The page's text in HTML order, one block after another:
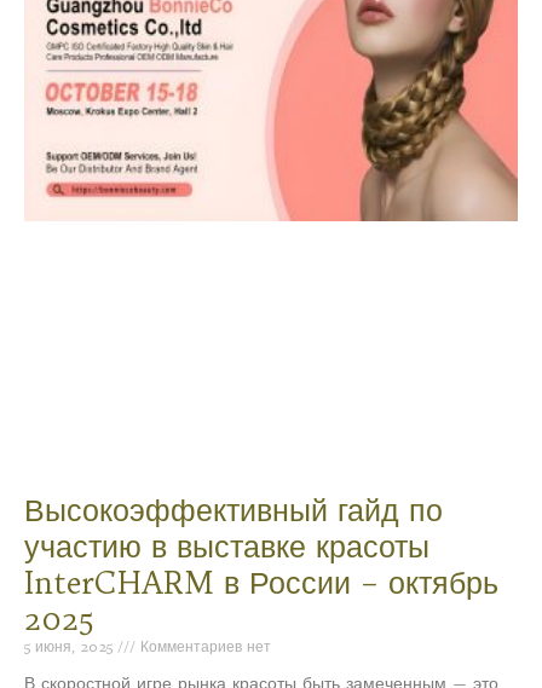
Высокоэффективный гайд по
участию в выставке красоты
InterCHARM в России – октябрь
2025
5 июня, 2025 Комментариев нет
В скоростной игре рынка красоты быть замеченным — это